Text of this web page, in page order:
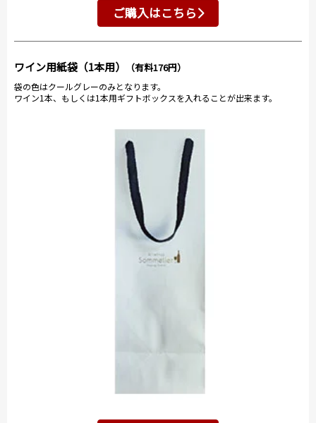
ご購入はこちら
ワイン用紙袋（1本用） （有料176円）
袋の色はクールグレーのみとなります。
ワイン1本、もしくは1本用ギフトボックスを入れることが出来ます。